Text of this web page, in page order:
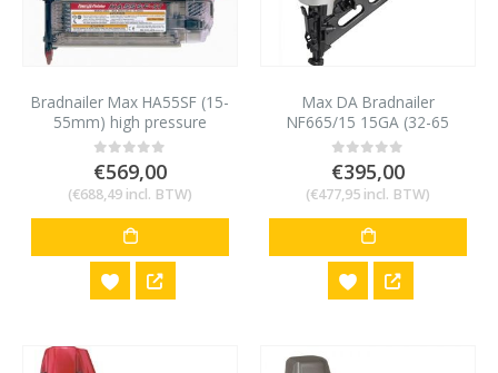
Bradnailer Max HA55SF (15-
55mm) high pressure
0out of 5
€569,00
(€688,49 incl. BTW)
Max DA Bradnailer
NF665/15 15GA (32-65
mm)
0out of 5
€395,00
(€477,95 incl. BTW)